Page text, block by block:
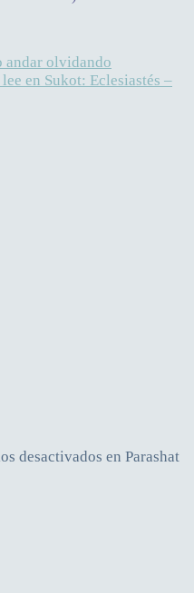
andar olvidando
en Sukot: Eclesiastés –
desactivados en Parashat